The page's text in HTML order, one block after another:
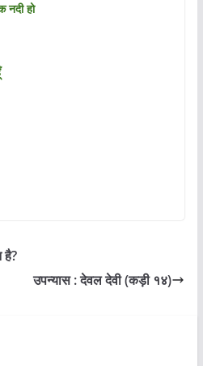
नदी हो
है?
उपन्यास : देवल देवी (कड़ी १४)